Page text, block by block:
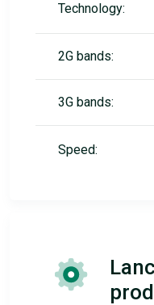
Technology:
2G bands:
3G bands:
Speed: